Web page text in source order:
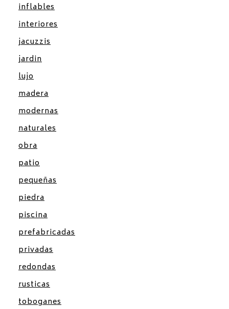
inflables
interiores
jacuzzis
jardin
lujo
madera
modernas
naturales
obra
patio
pequeñas
piedra
piscina
prefabricadas
privadas
redondas
rusticas
toboganes